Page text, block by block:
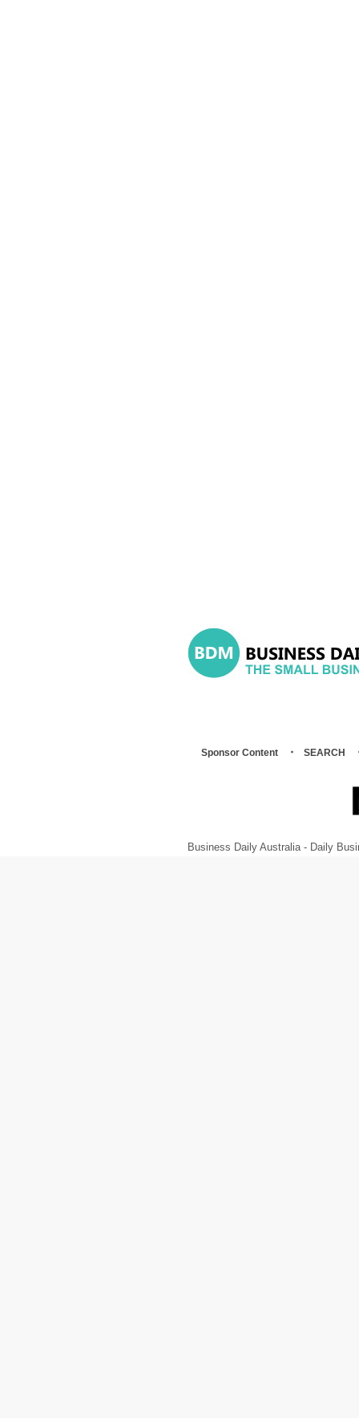
Sponsor Content SEARCH
Business Daily Australia - Daily